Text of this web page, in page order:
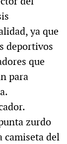
ya que
deportivos
que
para
zurdo
del